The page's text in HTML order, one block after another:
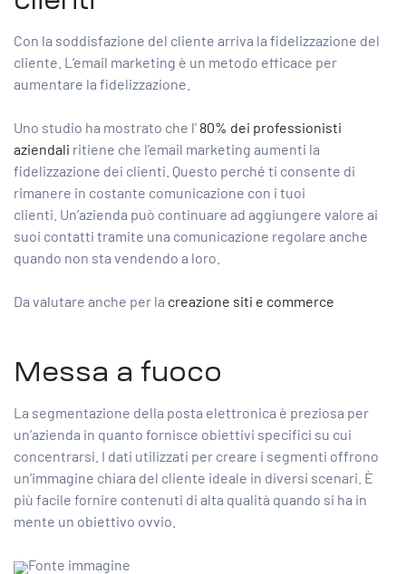
Con la soddisfazione del cliente arriva la fidelizzazione del
cliente. L’email marketing è un metodo efficace per
aumentare la fidelizzazione.
Uno studio ha mostrato che l’ 80% dei professionisti
aziendali ritiene che l’email marketing aumenti la
fidelizzazione dei clienti. Questo perché ti consente di
rimanere in costante comunicazione con i tuoi
clienti. Un’azienda può continuare ad aggiungere valore ai
suoi contatti tramite una comunicazione regolare anche
quando non sta vendendo a loro.
Da valutare anche per la creazione siti e commerce
Messa a fuoco
La segmentazione della posta elettronica è preziosa per
un’azienda in quanto fornisce obiettivi specifici su cui
concentrarsi. I dati utilizzati per creare i segmenti offrono
un’immagine chiara del cliente ideale in diversi scenari. È
più facile fornire contenuti di alta qualità quando si ha in
mente un obiettivo ovvio.
Fonte immagine